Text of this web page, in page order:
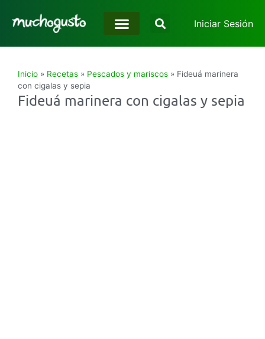
Iniciar Sesión
Inicio » Recetas » Pescados y mariscos » Fideuá marinera
con cigalas y sepia
Fideuá marinera con cigalas y sepia